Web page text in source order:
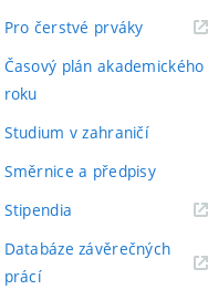
Pro čerstvé prváky
Časový plán akademického
roku
Studium v zahraničí
Směrnice a předpisy
Stipendia
Databáze závěrečných
prácí